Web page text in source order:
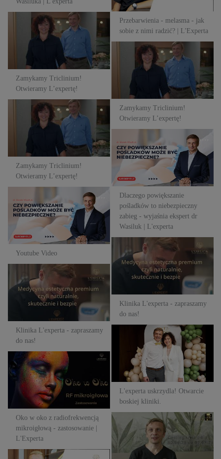
Youtube Video
Youtube Video
Zamykamy Triclinium!
Otwieramy L’expertę!
Zamykamy Triclinium!
Otwieramy L’expertę!
Zamykamy Triclinium!
Otwieramy L’expertę!
Zamykamy Triclinium!
Otwieramy L’expertę!
L'experta uskrzydla! Otwarcie
boskiej kliniki.
L'experta uskrzydla! Otwarcie
boskiej kliniki.
Zamykamy Triclinium!
Otwieramy L’expertę!
Zamykamy Triclinium!
Otwieramy L’expertę!
Przebarwienia - melasma - jak
sobie z nimi radzić? | L'Experta
Oko w oko z radiofrekwencją
mikroigłową - zastosowanie |
L'Experta
Oko w oko z radiofrekwencją
mikroigłową - zastosowanie |
L'Experta
L'exluma Casting zwiotczały
dekolt - zgarnij zabieg kwasem
polimlekowym! | L'Experta
Klinika L'experta - zapraszamy
do nas!
Klinika L'experta - zapraszamy
do nas!
Klinika L'experta - zapraszamy
do nas!
Klinika L'experta - zapraszamy
do nas!
Dlaczego powiększanie
pośladków to niebezpieczny
zabieg - wyjaśnia ekspert dr
Wasiluk | L'experta
Dlaczego powiększanie
pośladków to niebezpieczny
zabieg - wyjaśnia ekspert dr
Wasiluk | L'experta